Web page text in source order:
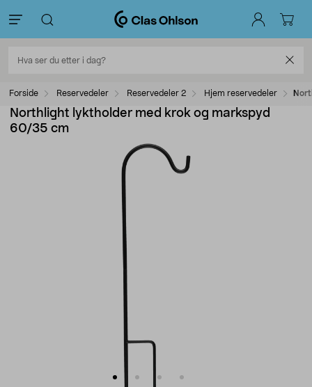
Forside Reservedeler Reservedeler 2 Hjem reservedeler
Northlight lyktholder med krok og markspyd
60/35 cm